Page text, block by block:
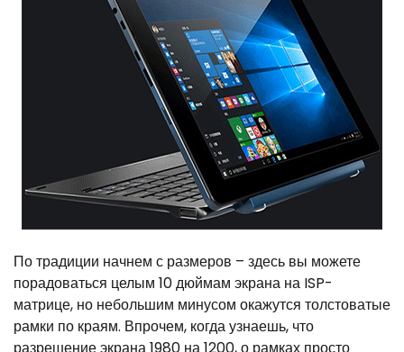
По традиции начнем с размеров – здесь вы можете
порадоваться целым 10 дюймам экрана на ISP-
матрице, но небольшим минусом окажутся толстоватые
рамки по краям. Впрочем, когда узнаешь, что
разрешение экрана 1980 на 1200, о рамках просто